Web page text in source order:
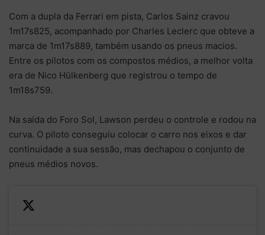
Com a dupla da Ferrari em pista, Carlos Sainz cravou
1m17s825, acompanhado por Charles Leclerc que obteve a
marca de 1m17s889, também usando os pneus macios.
Entre os pilotos com os compostos médios, a melhor volta
era de Nico Hülkenberg que registrou o tempo de
1m18s759.
Na saída do Foro Sol, Lawson perdeu o controle e rodou na
curva. O piloto conseguiu colocar o carro nos eixos e dar
continuidade a sua sessão, mas dechapou o conjunto de
pneus médios novos.